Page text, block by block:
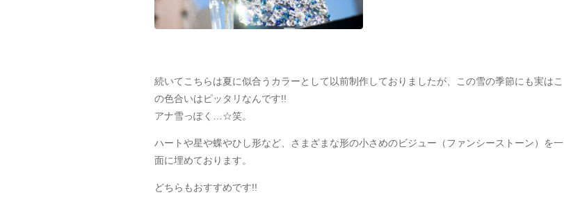
続いてこちらは夏に似合うカラーとして以前制作しておりましたが、この雪の季節にも実はこ
の色合いはピッタリなんです!!
アナ雪っぽく…☆笑。
ハートや星や蝶やひし形など、さまざまな形の小さめのビジュー（ファンシーストーン）を一
面に埋めております。
どちらもおすすめです!!